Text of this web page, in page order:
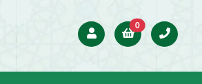
0